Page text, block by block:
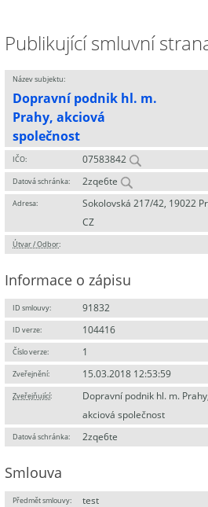
Publikující smluvní
Název subjektu:
Dopravní podnik hl. m.
Prahy, akciová
společnost
IČO: 07583842
Datová schránka: 2zqe6te
Adresa:
Sokolovská 217/42, 19022
CZ
Útvar / Odbor:
Informace o zápisu
ID smlouvy: 91832
ID verze: 104416
Číslo verze: 1
Zveřejnění: 15.03.2018 12:53:59
Zveřejňující:
Dopravní podnik hl. m. Prahy,
akciová společnost
Datová schránka: 2zqe6te
Smlouva
Předmět smlouvy: test